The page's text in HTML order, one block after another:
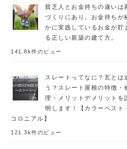
貧乏人とお金持ちの違いは
づくりにあり。お金持ちが
かに実践しているお金が貯
る正しい新築の建て方。
141.8k件のビュー
スレートってなに？瓦とは
う？スレート屋根の特徴・
理・メリットデメリットを
明します！【カラーベスト・
コロニアル】
121.3k件のビュー